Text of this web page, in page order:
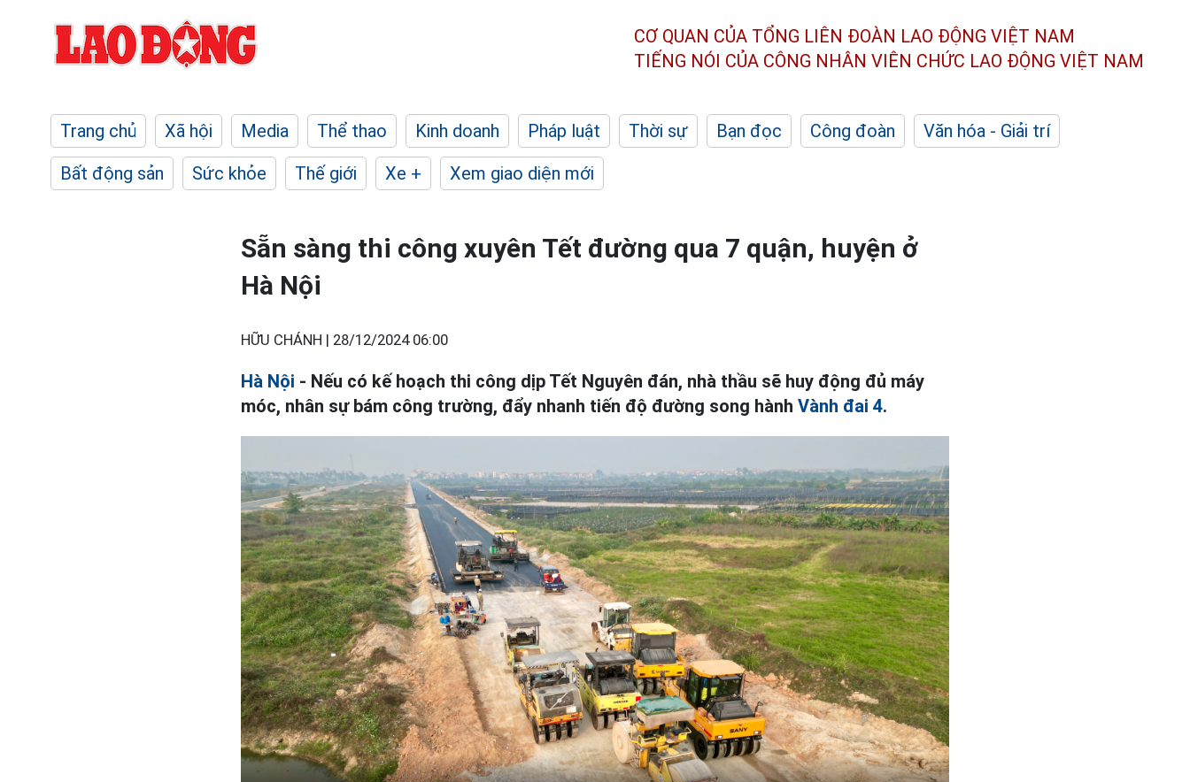
CƠ QUAN CỦA TỔNG LIÊN ĐOÀN LAO ĐỘNG VIỆT NAM
TIẾNG NÓI CỦA CÔNG NHÂN VIÊN CHỨC LAO ĐỘNG VIỆT NAM
Trang chủ Xã hội Media Thể thao Kinh doanh Pháp luật Thời sự Bạn đọc Công đoàn
Văn hóa - Giải trí
Bất động sản
Sức khỏe Thế giới Xe + Xem giao diện mới
Sẵn sàng thi công xuyên Tết đường qua 7 quận, huyện ở
Hà Nội
HỮU CHÁNH | 28/12/2024 06:00
Hà Nội - Nếu có kế hoạch thi công dịp Tết Nguyên đán, nhà thầu sẽ huy động đủ máy
móc, nhân sự bám công trường, đẩy nhanh tiến độ đường song hành Vành đai 4.